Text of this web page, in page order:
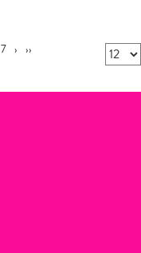
7 › ››